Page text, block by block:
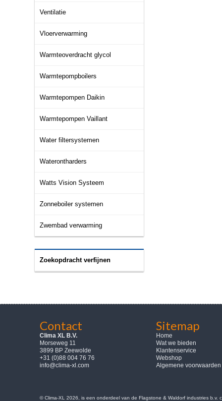
Ventilatie
Vloerverwarming
Warmteoverdracht glycol
Warmtepompboilers
Warmtepompen Daikin
Warmtepompen Vaillant
Water filtersystemen
Waterontharders
Watts Vision Systeem
Zonneboiler systemen
Zwembad verwarming
Zoekopdracht verfijnen
Contact
Clima XL B.V.
Morseweg 11
3899 BP Zeewolde
+31 (0)88 004 76 76
info@clima-xl.com
Sitemap
Home
Wat we bieden
Klantenservice
Webshop
Algemene voorwaarden
© Clima-XL 2026, is een onderdeel van de Flagstone & Waldorf industries b.v.